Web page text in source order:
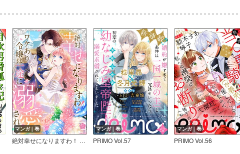
マンガ｜巻
絶対幸せになりますわ！ ワケあり令嬢は一途に溺愛される アンソロジーコミック
マンガ｜巻
PRIMO Vol.57
マンガ｜巻
PRIMO Vol.56